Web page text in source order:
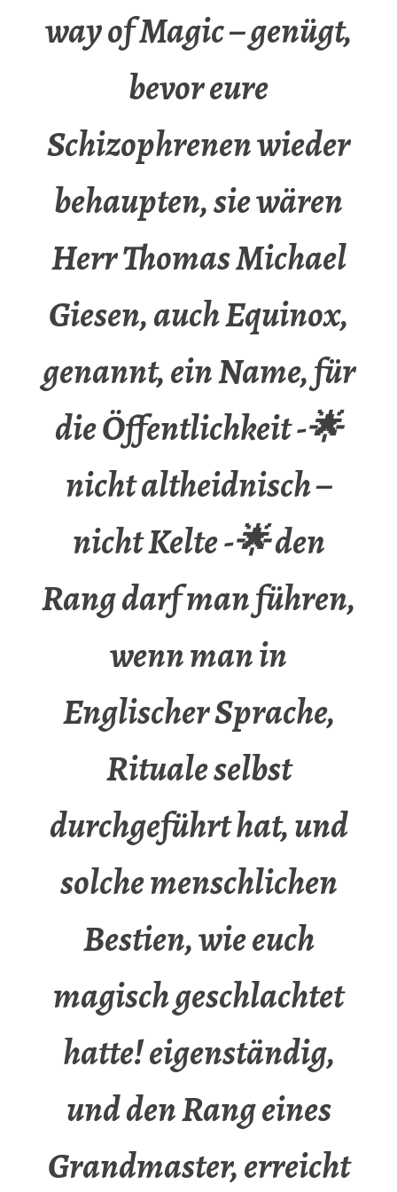
way of Magic – genügt,
bevor eure
Schizophrenen wieder
behaupten, sie wären
Herr Thomas Michael
Giesen, auch Equinox,
genannt, ein Name, für
die Öffentlichkeit -🌟
nicht altheidnisch –
nicht Kelte -🌟 den
Rang darf man führen,
wenn man in
Englischer Sprache,
Rituale selbst
durchgeführt hat, und
solche menschlichen
Bestien, wie euch
magisch geschlachtet
hatte! eigenständig,
und den Rang eines
Grandmaster, erreicht